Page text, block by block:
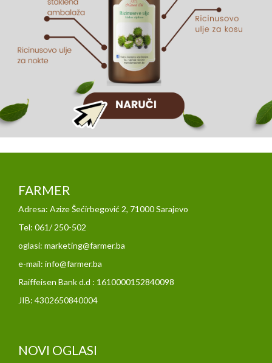
FARMER
Adresa: Azize Šećirbegović 2, 71000 Sarajevo
Tel: 061/ 250-502
oglasi: marketing@farmer.ba
e-mail: info@farmer.ba
Raiffeisen Bank d.d : 1610000152840098
JIB: 4302650840004
NOVI OGLASI